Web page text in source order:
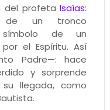
del profetaIsaías:
un tronco
símbolo de un
el Espíritu. Así
Padre—: hace
y sorprende
llegada, como